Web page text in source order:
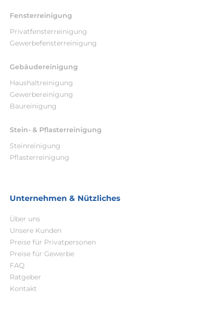
Fensterreinigung
Privatfensterreinigung
Gewerbefensterreinigung
Gebäudereinigung
Haushaltreinigung
Gewerbereinigung
Baureinigung
Stein- & Pflasterreinigung
Steinreinigung
Pflasterreinigung
Unternehmen & Nützliches
Über uns
Unsere Kunden
Preise für Privatpersonen
Preise für Gewerbe
FAQ
Ratgeber
Kontakt